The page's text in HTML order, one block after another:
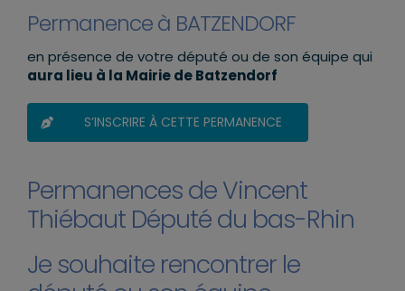
Permanence à BATZENDORF
en présence de votre député ou de son équipe qui
aura lieu à la Mairie de Batzendorf
S’INSCRIRE À CETTE PERMANENCE
Permanences de Vincent
Thiébaut Député du bas-Rhin
Je souhaite rencontrer le